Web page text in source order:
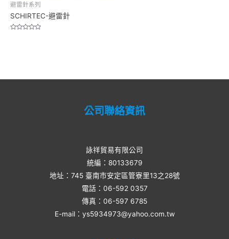
避雷針系列
SCHIRTEC-避雷針
公司聯絡資訊
詠祥貿易有限公司
統編：80133679
地址：745 臺南市安定區管寮里13之28號
電話：06-592 0357​
傳真：06-597 6785
E-mail：ys5934973@yahoo.com.tw